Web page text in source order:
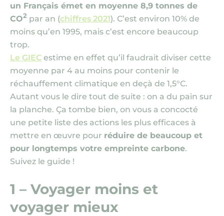
un Français émet en moyenne 8,9 tonnes de
CO2 par an (chiffres 2021). C’est environ 10% de
moins qu’en 1995, mais c’est encore beaucoup
trop.
Le GIEC estime en effet qu’il faudrait diviser cette
moyenne par 4 au moins pour contenir le
réchauffement climatique en deçà de 1,5°C.
Autant vous le dire tout de suite : on a du pain sur
la planche. Ça tombe bien, on vous a concocté
une petite liste des actions les plus efficaces à
mettre en œuvre pour réduire de beaucoup et
pour longtemps votre empreinte carbone.
Suivez le guide !
1 – Voyager moins et
voyager mieux